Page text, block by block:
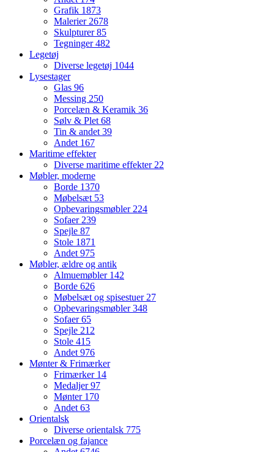
Grafik 1873
Malerier 2678
Skulpturer85
Tegninger482
Legetøj
Diverse legetøj 1044
Lysestager
Glas 96
Messing 250
Porcelæn & Keramik 36
Sølv & Plet 68
Tin & andet 39
Andet 167
Maritime effekter
Diverse maritime effekter 22
Møbler, moderne
Borde 1370
Møbelsæt 53
Opbevaringsmøbler 224
Sofaer 239
Spejle 87
Stole 1871
Andet 975
Møbler, ældre og antik
Almuemøbler 142
Borde 626
Møbelsæt og spisestuer 27
Opbevaringsmøbler348
Sofaer65
Spejle 212
Stole 415
Andet 976
Mønter & Frimærker
Frimærker 14
Medaljer97
Mønter 170
Andet 63
Orientalsk
Diverse orientalsk 775
Porcelæn og fajance